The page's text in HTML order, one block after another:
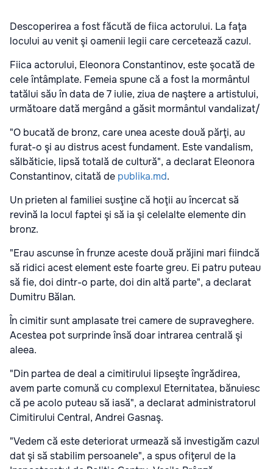
Descoperirea a fost făcută de fiica actorului. La faţa
locului au venit şi oamenii legii care cercetează cazul.
Fiica actorului, Eleonora Constantinov, este şocată de
cele întâmplate. Femeia spune că a fost la mormântul
tatălui său în data de 7 iulie, ziua de naştere a artistului,
următoare dată mergând a găsit mormântul vandalizat/
"O bucată de bronz, care unea aceste două părţi, au
furat-o şi au distrus acest fundament. Este vandalism,
sălbăticie, lipsă totală de cultură", a declarat Eleonora
Constantinov, citată de publika.md.
Un prieten al familiei susţine că hoţii au încercat să
revină la locul faptei şi să ia şi celelalte elemente din
bronz.
"Erau ascunse în frunze aceste două prăjini mari fiindcă
să ridici acest element este foarte greu. Ei patru puteau
să fie, doi dintr-o parte, doi din altă parte", a declarat
Dumitru Bălan.
În cimitir sunt amplasate trei camere de supraveghere.
Acestea pot surprinde însă doar intrarea centrală şi
aleea.
"Din partea de deal a cimitirului lipseşte îngrădirea,
avem parte comună cu complexul Eternitatea, bănuiesc
că pe acolo puteau să iasă", a declarat administratorul
Cimitirului Central, Andrei Gasnaş.
"Vedem că este deteriorat urmează să investigăm cazul
dat şi să stabilim persoanele", a spus ofiţerul de la